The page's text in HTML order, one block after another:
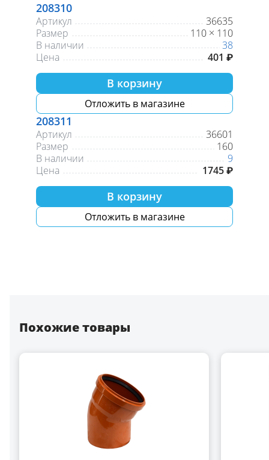
208310
Артикул
36635
Размер
110 × 110
В наличии
38
Цена
401 ₽
В корзину
Отложить в магазине
208311
Артикул
36601
Размер
160
В наличии
9
Цена
1745 ₽
В корзину
Отложить в магазине
Похожие товары